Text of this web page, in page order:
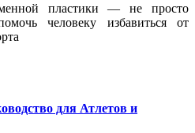
пластики — не просто
человеку избавиться от
для Атлетов и